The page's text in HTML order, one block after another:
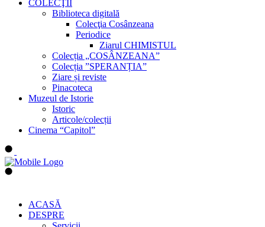
COLECŢII
Biblioteca digitală
Colecţia Cosânzeana
Periodice
Ziarul CHIMISTUL
Colecția „COSÂNZEANA”
Colecția ”SPERANȚIA”
Ziare și reviste
Pinacoteca
Muzeul de Istorie
Istoric
Articole/colecții
Cinema “Capitol”
ACASĂ
DESPRE